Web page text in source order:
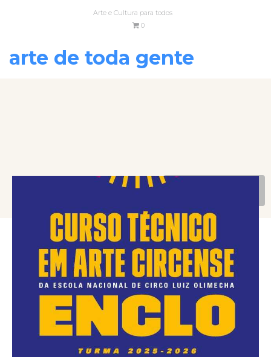
Arte e Cultura para todos
0
arte de toda gente